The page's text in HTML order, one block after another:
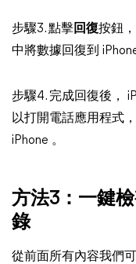
步驟3. 點擊回復按鈕
中將數據回復到 iPhone
步驟4. 完成回復後，
以打開電話應用程式
iPhone 。
方法3：一鍵
錄
從前面所有內容我們